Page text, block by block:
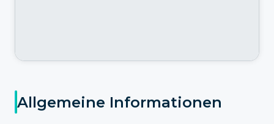
Allgemeine Informationen